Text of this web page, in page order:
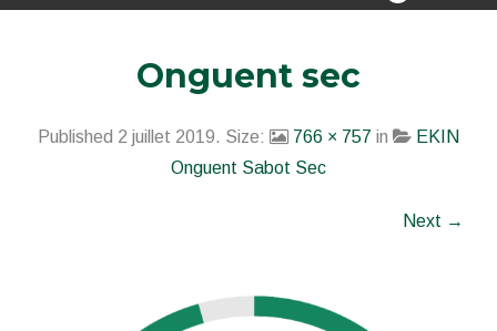
Onguent sec
Published 2 juillet 2019. Size: 766 × 757 in
EKIN
Onguent Sabot Sec
Next →